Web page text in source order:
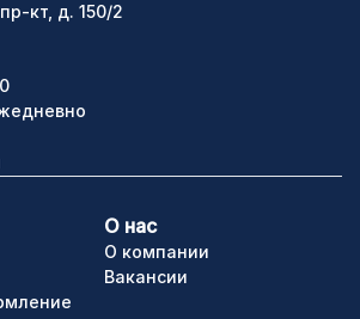
кт, д. 150/2
О нас
О компании
Вакансии